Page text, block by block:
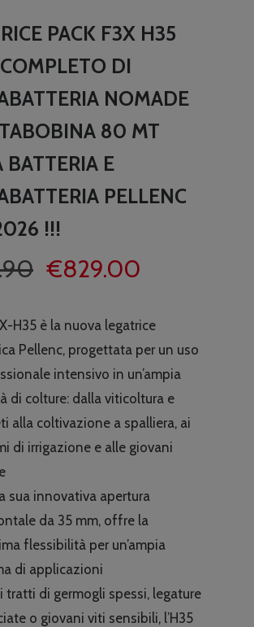
PACK F3X H35
DI
NOMADE
80 MT
BATTERIA E
PELLENC
!!!
Il
originale
era:
€847.90.
€829.00
attuale
è:
€829.00.
H35 è la nuova legatrice
Pellenc, progettata per un uso
intensivo in un’ampia
di colture: dalla viticoltura e
alla coltivazione a spalliera, ai
di irrigazione e alle giovani
sua innovativa apertura
da 35 mm, offre la
flessibilità per un’ampia
di applicazioni
tratti di germogli spessi, legature
o giovani viti sensibili, l’H35